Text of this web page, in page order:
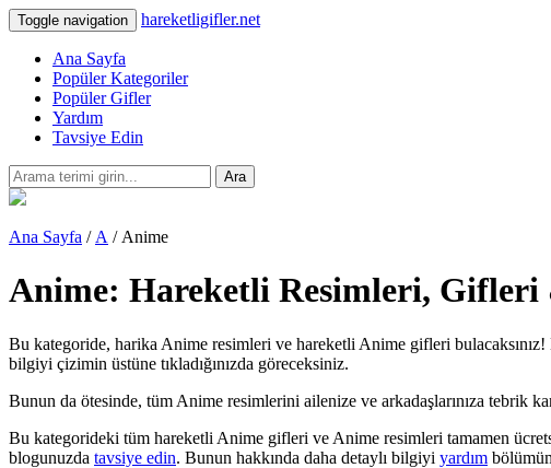
Toggle navigation hareketligifler.net
Ana Sayfa
Popüler Kategoriler
Popüler Gifler
Yardım
Tavsiye Edin
Ara
Ana Sayfa / A / Anime
Anime: Hareketli Resimleri, Gifleri
Bu kategoride, harika Anime resimleri ve hareketli Anime gifleri
bilgiyi çizimin üstüne tıkladığınızda göreceksiniz.
Bunun da ötesinde, tüm Anime resimlerini ailenize ve arkadaşlarınıza tebrik
Bu kategorideki tüm hareketli Anime gifleri ve Anime resimleri tamamen
blogunuzda tavsiye edin. Bunun hakkında daha detaylı bilgiyi yardım